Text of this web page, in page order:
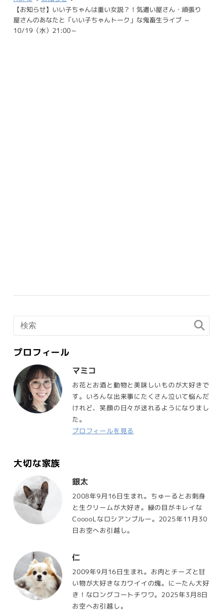
【お知らせ】いい子ちゃんは重い女説？！気遣い屋さん・頑張り
屋さんのあなたと「いい子ちゃんトーク」な鬼畜生ライブ ～
10/19（水）21:00～
プロフィール
マミコ
お花とお酒と動物と美味しいものが大好きで
す。いろんな出来事にたくさん泣いて悩んだ
けれど、笑顔の日々が送れるようになりまし
た。
プロフィールを見る
大切な家族
銀太
2008年9月16日生まれ。ちゅーるとお刺身
と生クリームが大好き。緑の目がキレイな
CooooLなロシアンブルー。2025年11月30
日お空へお引越し。
仁
2009年9月16日生まれ。お肉とチーズと甘
い物が大好きなカワイイの塊。にーたん大好
き！なロングコートチワワ。2025年3月8日
お空へお引越し。